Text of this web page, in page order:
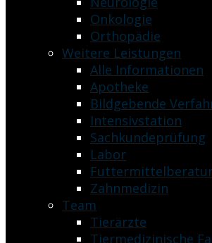
Onkologie
Orthopädie
Weitere Leistungen
Alle Informationen
Apotheke
Bildgebende
Intensivstation
Sachkundeprüfung
Labor
Zahnmedizin
Team
Tierärzte
Tiermedizinische